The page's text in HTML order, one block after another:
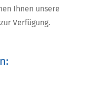
Ihnen unsere
Verfügung.